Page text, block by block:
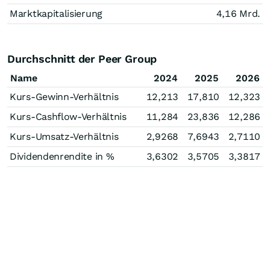
Marktkapitalisierung
4,16 Mrd.
Durchschnitt der Peer Group
Name 2024 2025
2026
Kurs-Gewinn-Verhältnis
12,213 17,810
12,323
Kurs-Cashflow-Verhältnis
11,284 23,836
12,286
Kurs-Umsatz-Verhältnis
2,9268 7,6943
2,7110
Dividendenrendite in %
3,6302 3,5705 3,3817